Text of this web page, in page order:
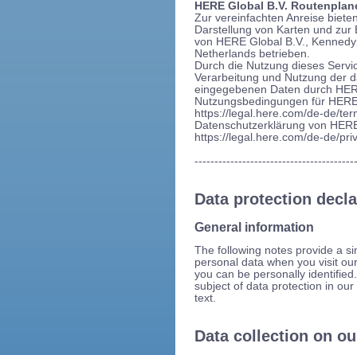
HERE Global B.V.
Zur vereinfachten Anreise
Darstellung von Karten und zur
von HERE Global B.V.,
Netherlands betrieben.
Durch die Nutzung dieses
Verarbeitung und Nutzung der
eingegebenen Daten durch
Nutzungsbedingungen für
https://legal.here.com/de-de/
Datenschutzerklärung von
https://legal.here.com/de-de/
Data protection
General information
The following notes provide a
personal data when you visit
you can be personally
subject of data protection in
text.
Data collection on